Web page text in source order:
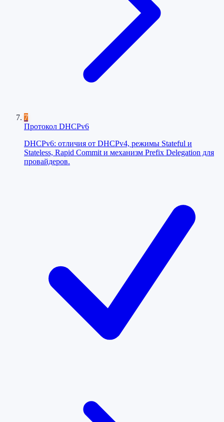
7
Протокол DHCPv6
DHCPv6: отличия от DHCPv4, режимы Stateful и
Stateless, Rapid Commit и механизм Prefix Delegation для
провайдеров.